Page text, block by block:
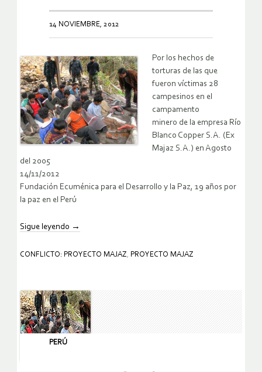
14 NOVIEMBRE, 2012
Por los hechos de
torturas de las que
fueron víctimas 28
campesinos en el
campamento
minero de la empresa Río
Blanco Copper S.A. (Ex
Majaz S.A.) en Agosto
del 2005
14/11/2012
Fundación Ecuménica para el Desarrollo y la Paz, 19 años por
la paz en el Perú
Sigue leyendo →
CONFLICTO: PROYECTO MAJAZ, PROYECTO MAJAZ
PERÚ